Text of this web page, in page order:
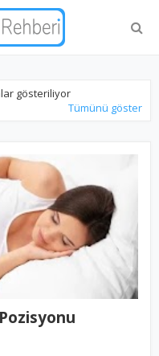
gösteriliyor
Tümünü göster